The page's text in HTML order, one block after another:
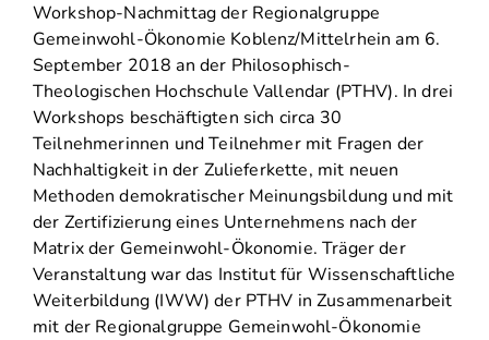
Workshop-Nachmittag der Regionalgruppe
Gemeinwohl-Ökonomie Koblenz/Mittelrhein am 6.
September 2018 an der Philosophisch-
Theologischen Hochschule Vallendar (PTHV). In drei
Workshops beschäftigten sich circa 30
Teilnehmerinnen und Teilnehmer mit Fragen der
Nachhaltigkeit in der Zulieferkette, mit neuen
Methoden demokratischer Meinungsbildung und mit
der Zertifizierung eines Unternehmens nach der
Matrix der Gemeinwohl-Ökonomie. Träger der
Veranstaltung war das Institut für Wissenschaftliche
Weiterbildung (IWW) der PTHV in Zusammenarbeit
mit der Regionalgruppe Gemeinwohl-Ökonomie